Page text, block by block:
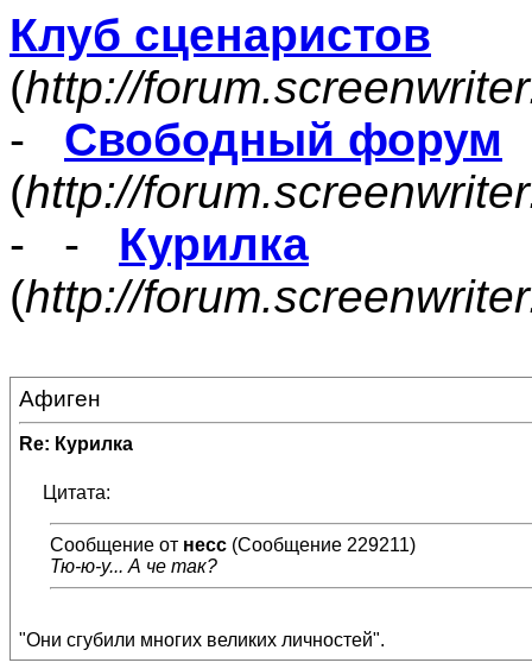
Клуб сценаристов
(http://
- Свободный форум
(http://
- - Курилка
(http://
Афиген
Re: Курилка
Цитата:
Сообщение от несс (Сообщение 229211)
Тю-ю-у... А че так?
"Они сгубили многих великих личностей".